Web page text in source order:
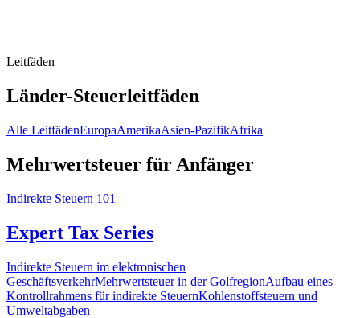
Leitfäden
Länder-Steuerleitfäden
Alle LeitfädenEuropaAmerikaAsien-PazifikAfrika
Mehrwertsteuer für Anfänger
Indirekte Steuern 101
Expert Tax Series
Indirekte Steuern im elektronischen
GeschäftsverkehrMehrwertsteuer in der GolfregionAufbau eines
Kontrollrahmens für indirekte SteuernKohlenstoffsteuern und
Umweltabgaben